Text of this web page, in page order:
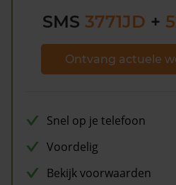
SMS 3771JD +
Ontvang actuele
Snel op je telefoon
Voordelig
Bekijk voorwaarden